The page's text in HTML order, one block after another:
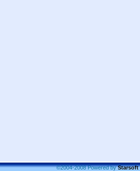
©2004-2008 Powered byStarsoft